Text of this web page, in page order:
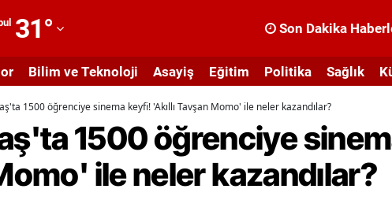
31° Son Dakika
Bilim ve Teknoloji Asayiş Eğitim Politika Sağlık
1500 öğrenciye sinema keyfi! 'Akıllı Tavşan Momo' ile neler kazandılar?
1500 öğrenciye
ile neler kazandılar?